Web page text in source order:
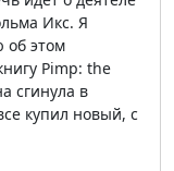
Икс. Я
об этом
Pimp: the
сгинула в
купил новый, с